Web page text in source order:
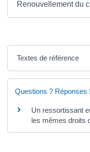
Renouvellement du
Textes de référence
Questions ? Réponses !
Un ressortissant
les mêmes droits